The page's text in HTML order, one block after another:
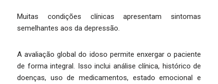
Muitas condições clínicas apresentam sintomas
semelhantes aos da depressão.
A avaliação global do idoso permite enxergar o paciente
de forma integral. Isso inclui análise clínica, histórico de
doenças, uso de medicamentos, estado emocional e